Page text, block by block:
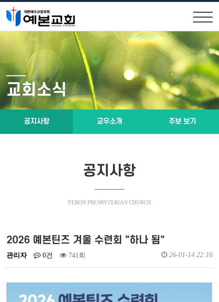
교회안내
원로목사인사
위임목사소개
교회연혁
제직구성
교회소식
공지사항
교우소식
행사앨범
회원가입 로그인
교회소식
공지사항 교우소개 주보 보기
공지사항
YEBON PRESBYTERIAN CHURCH
2026 예본틴즈 겨울 수련회 "하나 됨"
관리자 0건 741회 26-01-14 22:16